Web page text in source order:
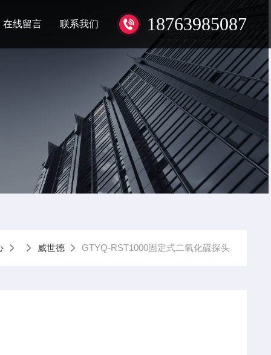
18763985087
在线留言 联系我们
威世德 GTYQ-RST1000固定式二氧化硫探头